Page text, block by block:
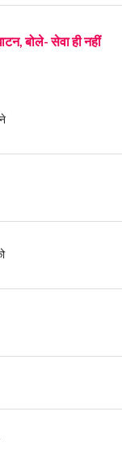
बोले- सेवा ही नहीं